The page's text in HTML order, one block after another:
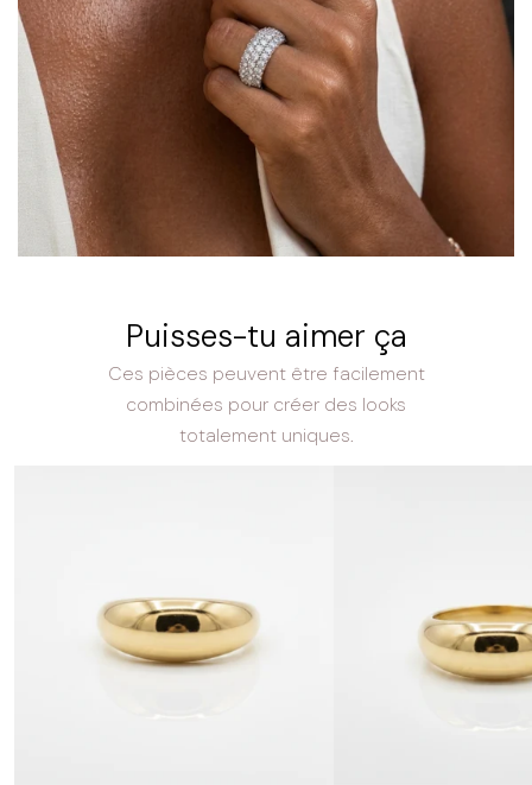
Puisses-tu aimer ça
Ces pièces peuvent être facilement
combinées pour créer des looks
totalement uniques.